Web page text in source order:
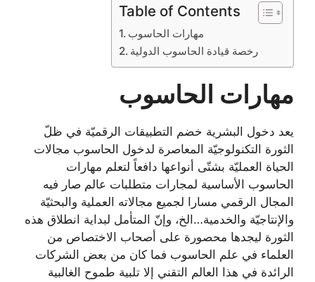
Table of Contents
مهارات الحاسوب
رخصة قيادة الحاسوب الدولية
مهارات الحاسوب
يعد دخول البشرية خضم التطبيقات الرقميّة في ظلّ
الثورة التكنولوجيّة المعاصرة لدخول الحاسوب مجالات
الحياة العمليّة بشتّى أنواعها دافعاً لتعلم مهارات
الحاسوب الأساسية لمجارات متطلبات عالم صار فيه
المجال الرقمي مسارا لجميع مجالاته العملية والبحثيّة
والإنتاجيّة والخدمية…الخ، وإنّ المتأمل لبداية انطلاق هذه
الثورة ليجدها محصورة على أصحاب الاختصاص من
العلماء في علم الحاسوب فما كان من بعض الشركات
الرائدة في هذا العالم التقني إلا تلبية طموح الغالبية